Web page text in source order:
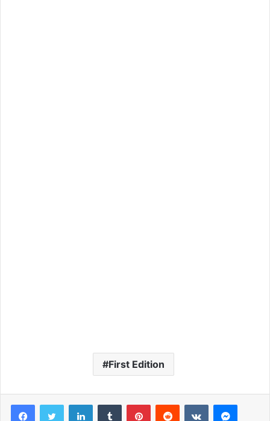
First Edition
LinkedInTumblr PinterestReddit VKontakte